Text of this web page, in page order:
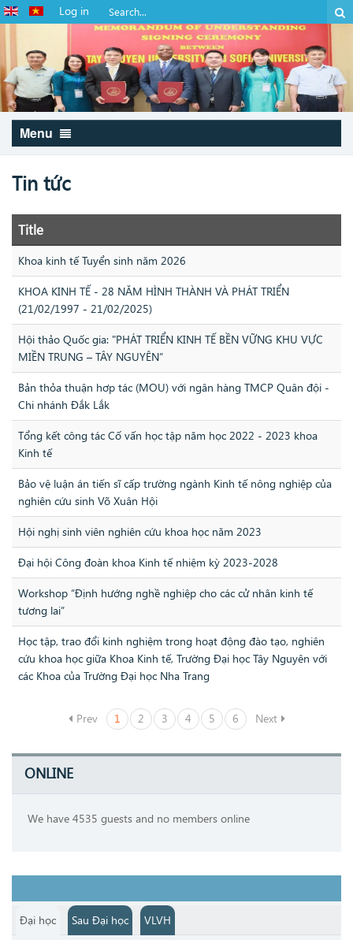
Log in
Menu
Tin tức
Title
Khoa kinh tế Tuyển sinh năm 2026
KHOA KINH TẾ - 28 NĂM HÌNH THÀNH VÀ PHÁT TRIỂN
(21/02/1997 - 21/02/2025)
Hội thảo Quốc gia: "PHÁT TRIỂN KINH TẾ BỀN VỮNG KHU VỰC
MIỀN TRUNG – TÂY NGUYÊN”
Bản thỏa thuận hơp tác (MOU) với ngân hàng TMCP Quân đội -
Chi nhánh Đắk Lắk
Tổng kết công tác Cố vấn học tập năm học 2022 - 2023 khoa
Kinh tế
Bảo vệ luận án tiến sĩ cấp trường ngành Kinh tế nông nghiệp của
nghiên cứu sinh Võ Xuân Hội
Hội nghị sinh viên nghiên cứu khoa học năm 2023
Đại hội Công đoàn khoa Kinh tế nhiệm kỳ 2023-2028
Workshop “Định hướng nghề nghiệp cho các cử nhân kinh tế
tương lai”
Học tập, trao đổi kinh nghiệm trong hoạt động đào tạo, nghiên
cứu khoa học giữa Khoa Kinh tế, Trường Đại học Tây Nguyên với
các Khoa của Trường Đại học Nha Trang
Prev 1 2 3 4 5 6 Next
ONLINE
We have 4535 guests and no members online
Đại học Sau Đại học VLVH